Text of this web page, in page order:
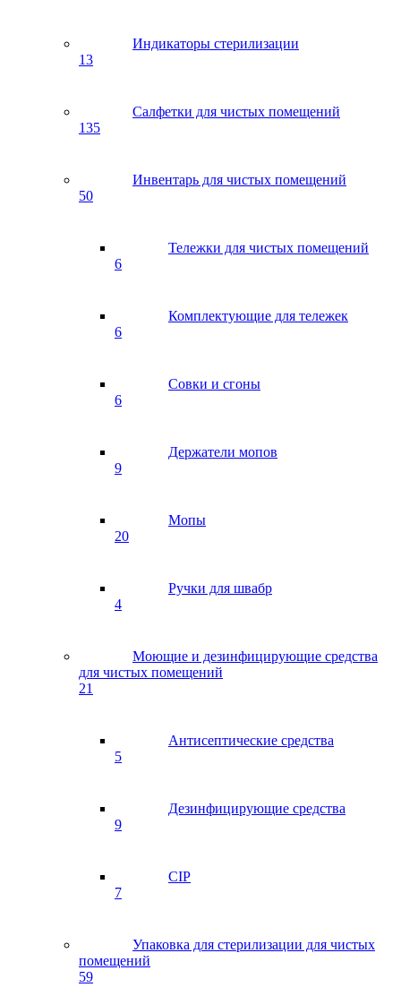
Индикаторы стерилизации
13
Салфетки для чистых помещений
135
Инвентарь для чистых помещений
50
Тележки для чистых помещений
6
Комплектующие для тележек
6
Совки и сгоны
6
Держатели мопов
9
Мопы
20
Ручки для швабр
4
Моющие и дезинфицирующие средства
для чистых помещений
21
Антисептические средства
5
Дезинфицирующие средства
9
CIP
7
Упаковка для стерилизации для чистых
помещений
59